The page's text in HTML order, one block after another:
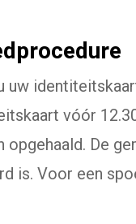
uw
vóór
opgehaald. De
is. Voor een